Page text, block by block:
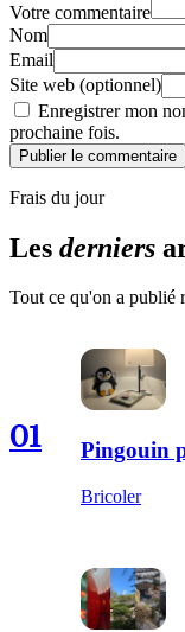
Votre commentaire
Nom
Email
Site web (optionnel)
Enregistrer mon
prochaine fois.
Publier le commentaire
Frais du jour
Les derniers
Tout ce qu'on a publié
01 Pingouin
Bricoler